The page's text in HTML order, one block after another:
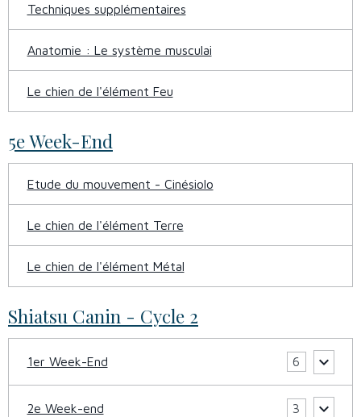
Techniques supplémentaires
Anatomie : Le système musculai
Le chien de l'élément Feu
5e Week-End
Etude du mouvement - Cinésiolo
Le chien de l'élément Terre
Le chien de l'élément Métal
Shiatsu Canin - Cycle 2
1er Week-End 6
2e Week-end 3